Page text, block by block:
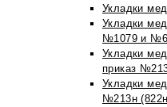
Укладки
Укладки
№1079 и
Укладки
приказ
Укладки
№213н